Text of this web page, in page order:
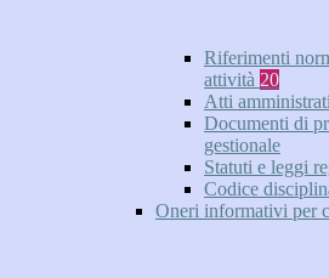
Riferimenti
attività 20
Atti
Documenti di
gestionale
Statuti e leggi
Codice
Oneri informativi per